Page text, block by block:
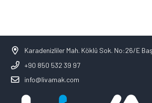
Karadenizliler Mah. Köklü Sok. No:26/E
+90 850 532 39 97
info@livamak.com